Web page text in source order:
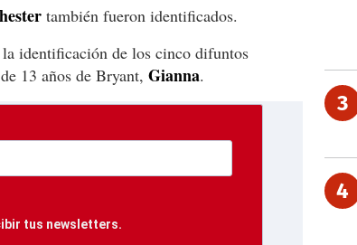
también fueron identificados.
identificación de los cinco difuntos
13 años de Bryant, Gianna.
tus newsletters.
3
4